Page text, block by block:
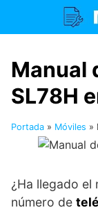
Manual
SL78H
Portada » Móviles »
¿Ha llegado el
número de